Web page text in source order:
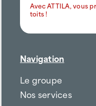
Avec ATTILA, vous
toits !
Navigation
Le groupe
Nos services